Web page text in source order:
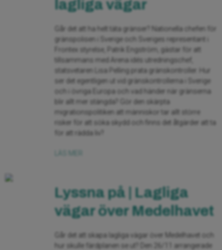
lagliga vägar
Går det att ha helt täta gränser? Nationella chefen för
gränspolisen i Sverige och Sveriges representant i
Frontex styrelse, Patrik Engström, gästar för att
tillsammans med Arena idés utredningschef,
statsvetaren Lisa Pelling prata gränskontroller. Hur
ser det egentligen ut vid gränskontrollerna i Sverige
och i övriga Europa och vad händer när gränserna
blir allt mer stängda? Gör den skärpta
migrationspolitiken att människor tar allt större
risker för att söka skydd och finns det åtgärder att ta
för att rädda liv?
Lyssna på | Lagliga
vägar över Medelhavet
Går det att skapa lagliga vägar över Medelhavet och
hur skulle färdplanen se ut? Den 26/11 arrangerade